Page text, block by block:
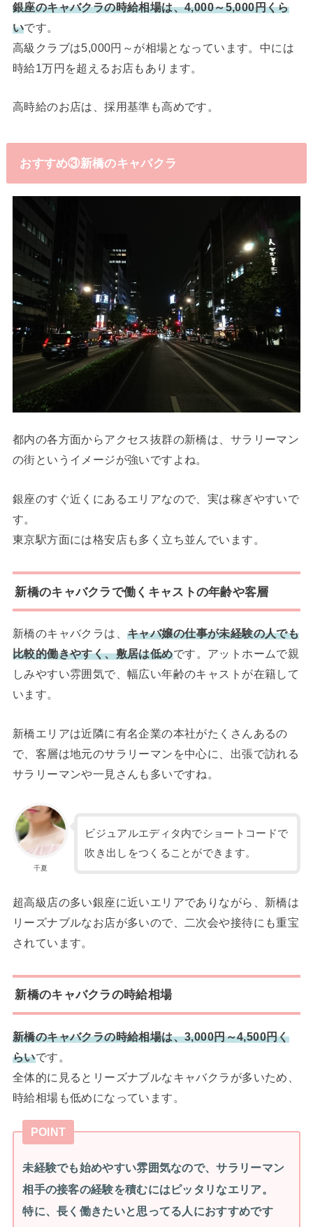
銀座のキャバクラの時給相場は、4,000～5,000円くら
いです。
高級クラブは5,000円～が相場となっています。中には
時給1万円を超えるお店もあります。
高時給のお店は、採用基準も高めです。
おすすめ③新橋のキャバクラ
都内の各方面からアクセス抜群の新橋は、サラリーマン
の街というイメージが強いですよね。
銀座のすぐ近くにあるエリアなので、実は稼ぎやすいで
す。
東京駅方面には格安店も多く立ち並んでいます。
新橋のキャバクラで働くキャストの年齢や客層
新橋のキャバクラは、キャバ嬢の仕事が未経験の人でも
比較的働きやすく、敷居は低めです。アットホームで親
しみやすい雰囲気で、幅広い年齢のキャストが在籍して
います。
新橋エリアは近隣に有名企業の本社がたくさんあるの
で、客層は地元のサラリーマンを中心に、出張で訪れる
サラリーマンや一見さんも多いですね。
千夏
ビジュアルエディタ内でショートコードで
吹き出しをつくることができます。
超高級店の多い銀座に近いエリアでありながら、新橋は
リーズナブルなお店が多いので、二次会や接待にも重宝
されています。
新橋のキャバクラの時給相場
新橋のキャバクラの時給相場は、3,000円～4,500円く
らいです。
全体的に見るとリーズナブルなキャバクラが多いため、
時給相場も低めになっています。
POINT
未経験でも始めやすい雰囲気なので、サラリーマン
相手の接客の経験を積むにはピッタリなエリア。
特に、長く働きたいと思ってる人におすすめです